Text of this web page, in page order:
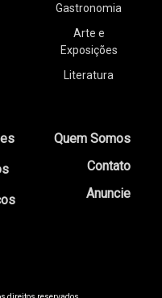
Gastronomia
Arte e
Exposições
Literatura
Quem Somos
Contato
Anuncie